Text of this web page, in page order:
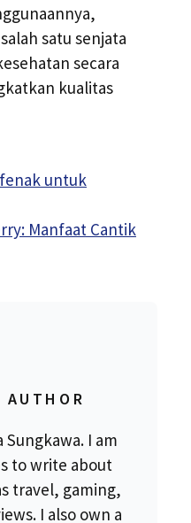
satu senjata
secara
kualitas
untuk
Manfaat Cantik
Sungkawa. I am
to write about
travel, gaming,
I also own a